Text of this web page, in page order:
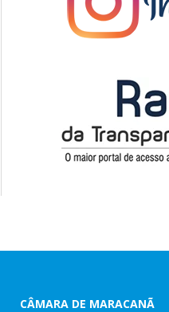
CÂMARA DE MARACANÃ